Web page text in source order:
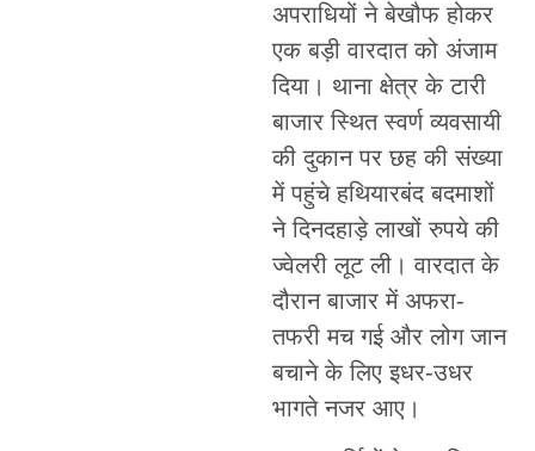
अपराधियों ने बेखौफ होकर
एक बड़ी वारदात को अंजाम
दिया। थाना क्षेत्र के टारी
बाजार स्थित स्वर्ण व्यवसायी
की दुकान पर छह की संख्या
में पहुंचे हथियारबंद बदमाशों
ने दिनदहाड़े लाखों रुपये की
ज्वेलरी लूट ली। वारदात के
दौरान बाजार में अफरा-
तफरी मच गई और लोग जान
बचाने के लिए इधर-उधर
भागते नजर आए।